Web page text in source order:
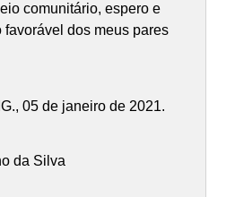
comunitário, espero e
favorável dos meus pares
05 de janeiro de 2021.
da Silva